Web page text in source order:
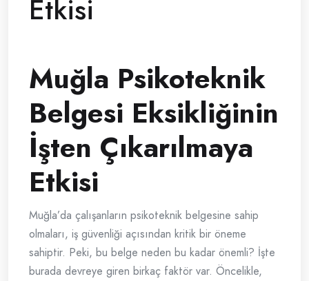
Etkisi
Muğla Psikoteknik
Belgesi Eksikliğinin
İşten Çıkarılmaya
Etkisi
Muğla’da çalışanların psikoteknik belgesine sahip
olmaları, iş güvenliği açısından kritik bir öneme
sahiptir. Peki, bu belge neden bu kadar önemli? İşte
burada devreye giren birkaç faktör var. Öncelikle,